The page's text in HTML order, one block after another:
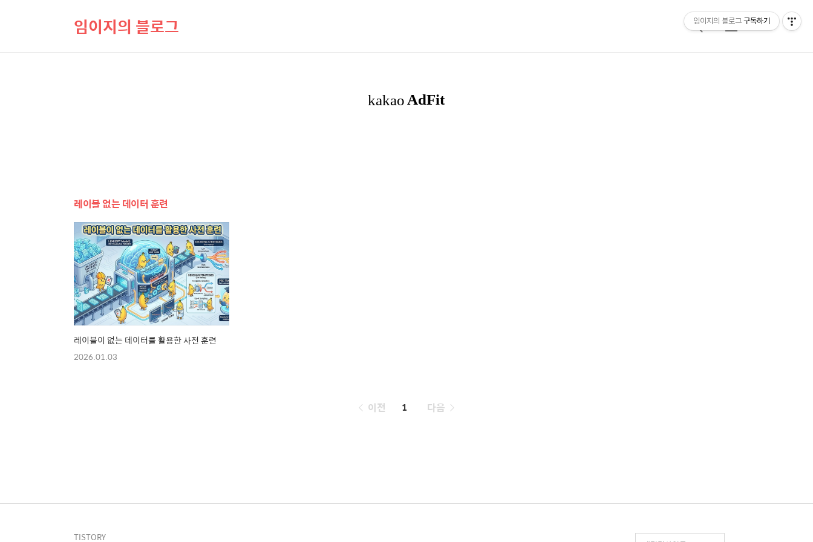
임이지의 블로그
검
메
레이블 없는 데이터 훈련
레이블이 없는 데이터를 활용한 사전 훈련
2026.01.03
페
이전 1 다음
TISTORY
임이지의 블로그 구독하기